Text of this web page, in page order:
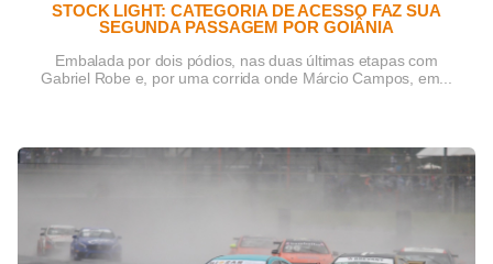
STOCK LIGHT: CATEGORIA DE ACESSO FAZ SUA
SEGUNDA PASSAGEM POR GOIÂNIA
Embalada por dois pódios, nas duas últimas etapas com
Gabriel Robe e, por uma corrida onde Márcio Campos, em...